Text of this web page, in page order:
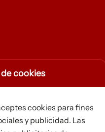
cookies
cookies para fines
y publicidad. Las